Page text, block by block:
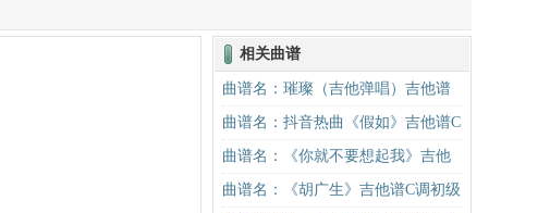
相关曲谱
曲谱名：璀璨（吉他弹唱）吉他谱
曲谱名：抖音热曲《假如》吉他谱C
调入门版 信乐团 高音教编配吉他谱
曲谱名：《你就不要想起我》吉他
谱C调简单版吉他谱
曲谱名：《胡广生》吉他谱C调初级